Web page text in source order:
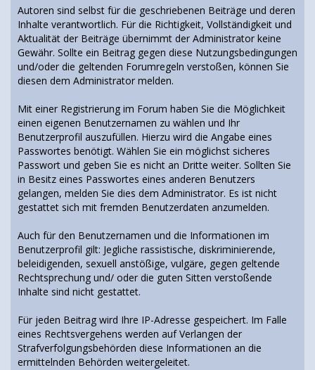
Autoren sind selbst für die geschriebenen Beiträge und deren
Inhalte verantwortlich. Für die Richtigkeit, Vollständigkeit und
Aktualität der Beiträge übernimmt der Administrator keine
Gewähr. Sollte ein Beitrag gegen diese Nutzungsbedingungen
und/oder die geltenden Forumregeln verstoßen, können Sie
diesen dem Administrator melden.
Mit einer Registrierung im Forum haben Sie die Möglichkeit
einen eigenen Benutzernamen zu wählen und Ihr
Benutzerprofil auszufüllen. Hierzu wird die Angabe eines
Passwortes benötigt. Wählen Sie ein möglichst sicheres
Passwort und geben Sie es nicht an Dritte weiter. Sollten Sie
in Besitz eines Passwortes eines anderen Benutzers
gelangen, melden Sie dies dem Administrator. Es ist nicht
gestattet sich mit fremden Benutzerdaten anzumelden.
Auch für den Benutzernamen und die Informationen im
Benutzerprofil gilt: Jegliche rassistische, diskriminierende,
beleidigenden, sexuell anstößige, vulgäre, gegen geltende
Rechtsprechung und/ oder die guten Sitten verstoßende
Inhalte sind nicht gestattet.
Für jeden Beitrag wird Ihre IP-Adresse gespeichert. Im Falle
eines Rechtsvergehens werden auf Verlangen der
Strafverfolgungsbehörden diese Informationen an die
ermittelnden Behörden weitergeleitet.